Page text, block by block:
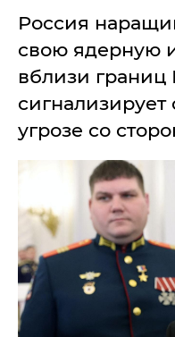
Блоги
Шоу-биз
Здоровье
Спорт
Культура
Крыму
"ЛНР"
Оккупация Крыма
Новости Крыма
Донбасс
Армия Украины
Пресс-релизы
Россия
свою ядерную
вблизи границ
сигнализирует
угрозе со